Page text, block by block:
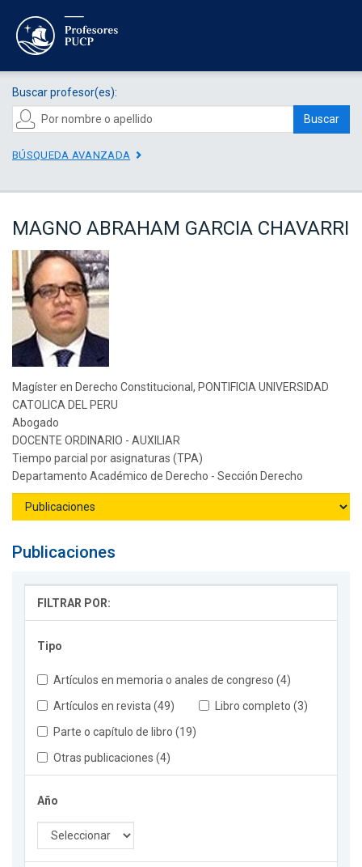
Buscar profesor(es):
Buscar
BÚSQUEDA AVANZADA
MAGNO ABRAHAM GARCIA CHAVARRI
Magíster en Derecho Constitucional, PONTIFICIA UNIVERSIDAD
CATOLICA DEL PERU
Abogado
DOCENTE ORDINARIO - AUXILIAR
Tiempo parcial por asignaturas (TPA)
Departamento Académico de Derecho - Sección Derecho
Publicaciones
FILTRAR POR:
Tipo
Artículos en memoria o anales de congreso (4)
Artículos en revista (49)
Libro completo (3)
Parte o capítulo de libro (19)
Otras publicaciones (4)
Año